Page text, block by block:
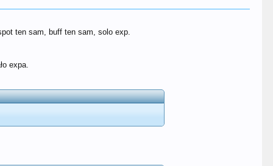
ten sam, buff ten sam, solo exp.
expa.